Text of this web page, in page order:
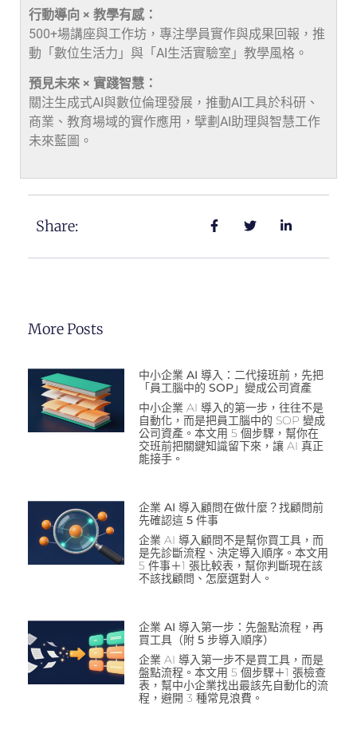
行動導向 × 教學有感：
500+場講座與工作坊，專注學員實作與成果回報，推
動「數位生活力」與「AI生活實驗室」教學風格。
預見未來 × 實踐智慧：
關注生成式AI與數位倫理發展，推動AI工具於科研、
商業、教育場域的實作應用，擘劃AI助理與智慧工作
未來藍圖。
Share:
More Posts
中小企業 AI 導入：二代接班前，先把
「員工腦中的 SOP」變成公司資產
中小企業 AI 導入的第一步，往往不是
自動化，而是把員工腦中的 SOP 變成
公司資產。本文用 5 個步驟，幫你在
交班前把關鍵知識留下來，讓 AI 真正
能接手。
企業 AI 導入顧問在做什麼？找顧問前
先確認這 5 件事
企業 AI 導入顧問不是幫你買工具，而
是先診斷流程、決定導入順序。本文用
5 件事＋1 張比較表，幫你判斷現在該
不該找顧問、怎麼選對人。
企業 AI 導入第一步：先盤點流程，再
買工具（附 5 步導入順序）
企業 AI 導入第一步不是買工具，而是
盤點流程。本文用 5 個步驟＋1 張檢查
表，幫中小企業找出最該先自動化的流
程，避開 3 種常見浪費。